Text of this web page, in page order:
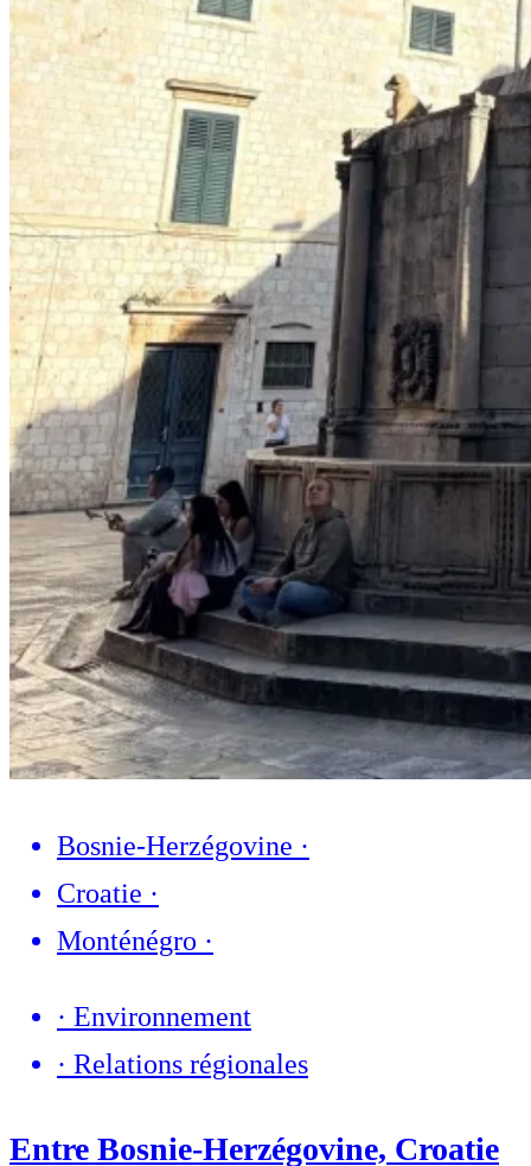
Bosnie-Herzégovine ·
Croatie ·
Monténégro ·
· Environnement
· Relations régionales
Entre Bosnie-Herzégovine, Croatie